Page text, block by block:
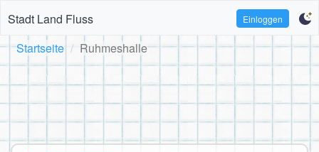
Stadt Land Fluss Einloggen
Startseite Ruhmeshalle